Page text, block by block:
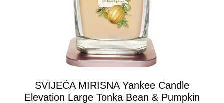
SVIJEĆA MIRISNA Yankee Candle
Elevation Large Tonka Bean & Pumpkin